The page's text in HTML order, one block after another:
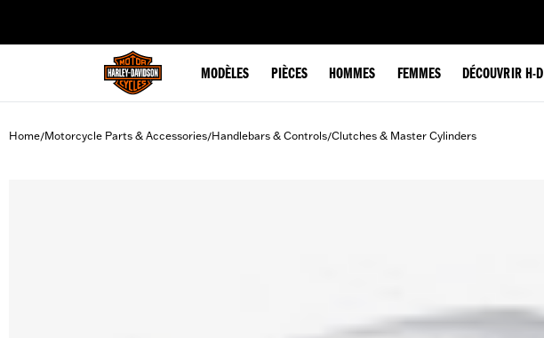
MODÈLES PIÈCES HOMMES FEMMES DÉCOUVRIR H-D
Home/Motorcycle Parts & Accessories/Handlebars & Controls/Clutches & Master Cylinders